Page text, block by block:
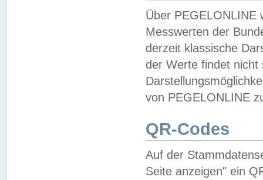
Über PEGELONLINE
Messwerten der
derzeit klassische
der Werte findet
von PEGELONLINE
QR-Codes
Auf der
Seite anzeigen" ein